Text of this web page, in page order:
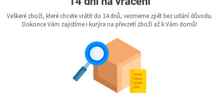
Veškeré zboží, které chcete vrátit do 14 dnů, vezmeme zpět bez udání důvodu.
Dokonce Vám zajistíme i kurýra na převzetí zboží až k Vám domů!